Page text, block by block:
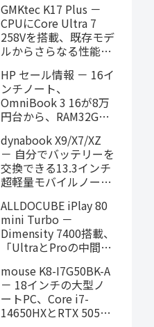
GMKtec K17 Plus －
CPUにCore Ultra 7
258Vを搭載、既存モデ
ルからさらなる性能ア
HP セール情報 － 16イ
ンチノート、
OmniBook 3 16が8万
円台から、RAM32GB
価格に！
dynabook X9/X7/XZ
－ 自分でバッテリーを
交換できる13.3インチ
超軽量モバイルノート
に！
ALLDOCUBE iPlay 80
mini Turbo －
Dimensity 7400搭載、
「UltraとProの中間ス
タブレット、発売記念
価格は29,999円！
mouse K8-I7G50BK-A
－ 18インチの大型ノ
ートPC、Core i7-
14650HXとRTX 5050